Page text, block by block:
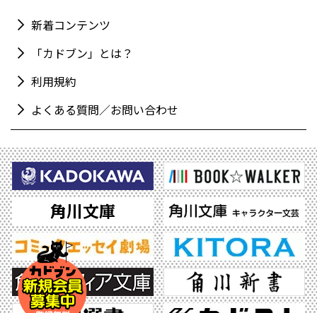
新着コンテンツ
「カドブン」とは？
利用規約
よくある質問／お問い合わせ